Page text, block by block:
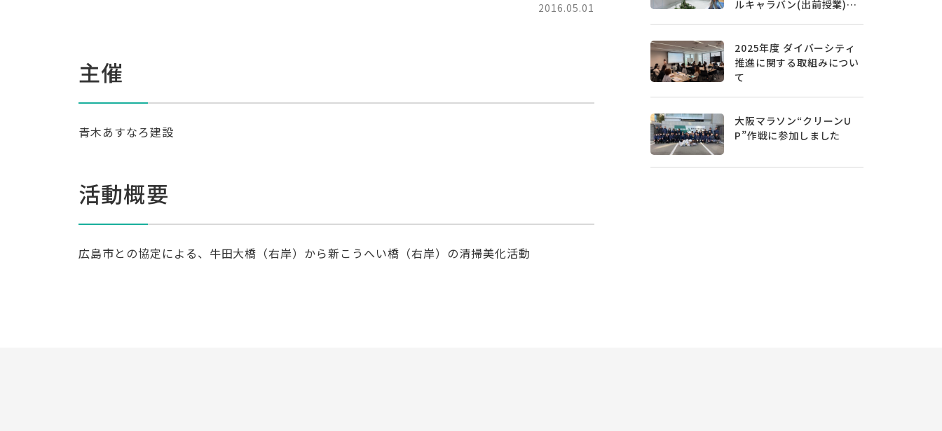
2016.05.01
主催
青木あすなろ建設
活動概要
広島市との協定による、牛田大橋（右岸）から新こうへい橋（右岸）の清掃美化活動
ルキャラバン(出前授業)を
2025年度 ダイバーシティ
推進に関する取組みについ
て
大阪マラソン“クリーンU
P”作戦に参加しました